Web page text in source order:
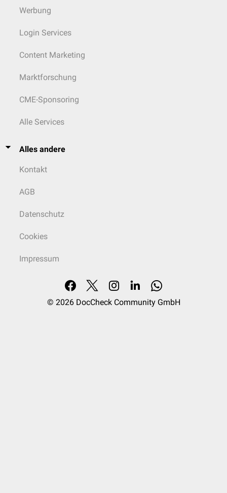
Werbung
Login Services
Content Marketing
Marktforschung
CME-Sponsoring
Alle Services
Alles andere
Kontakt
AGB
Datenschutz
Cookies
Impressum
© 2026 DocCheck Community GmbH